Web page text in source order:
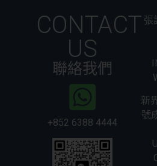
CONTACT
US
聯絡我們
+852 6388 4444
張
新
號